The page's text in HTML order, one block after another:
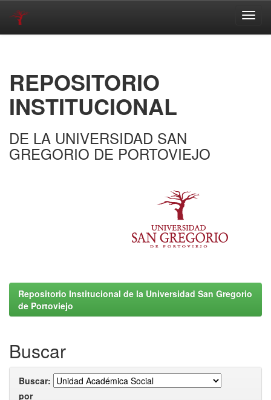
REPOSITORIO
INSTITUCIONAL
DE LA UNIVERSIDAD SAN
GREGORIO DE PORTOVIEJO
Repositorio Institucional de la Universidad San Gregorio
de Portoviejo
Buscar
Buscar:
por